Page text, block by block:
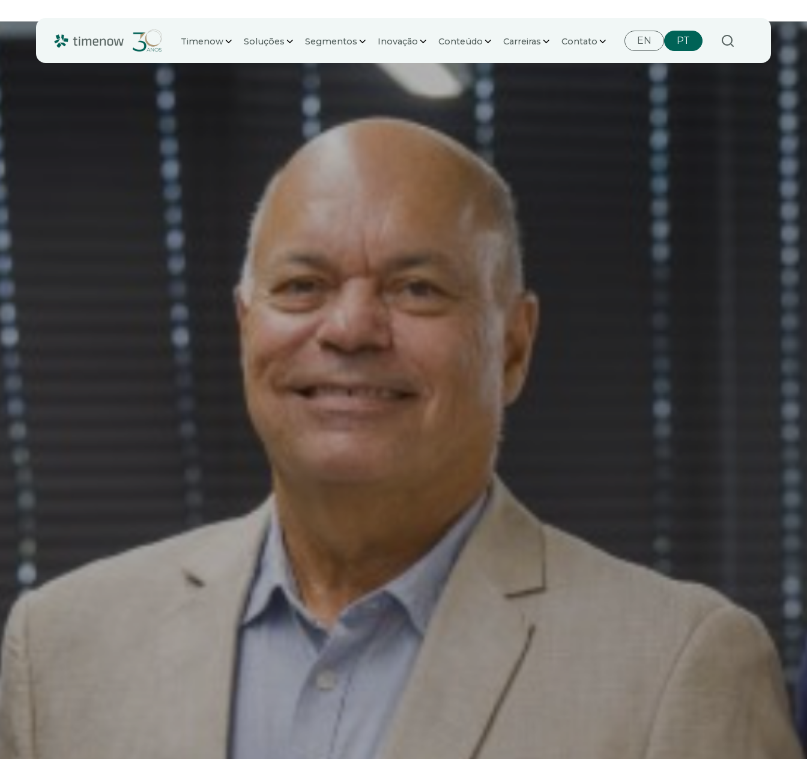
Timenow Soluções Segmentos Inovação Conteúdo Carreiras Contato EN PT